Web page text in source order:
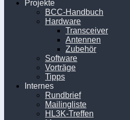
Projekte
BCC-Handbuch
Hardware
Transceiver
Antennen
Zubehör
Software
Vorträge
Tipps
Internes
Rundbrief
Mailingliste
HL3K-Treffen